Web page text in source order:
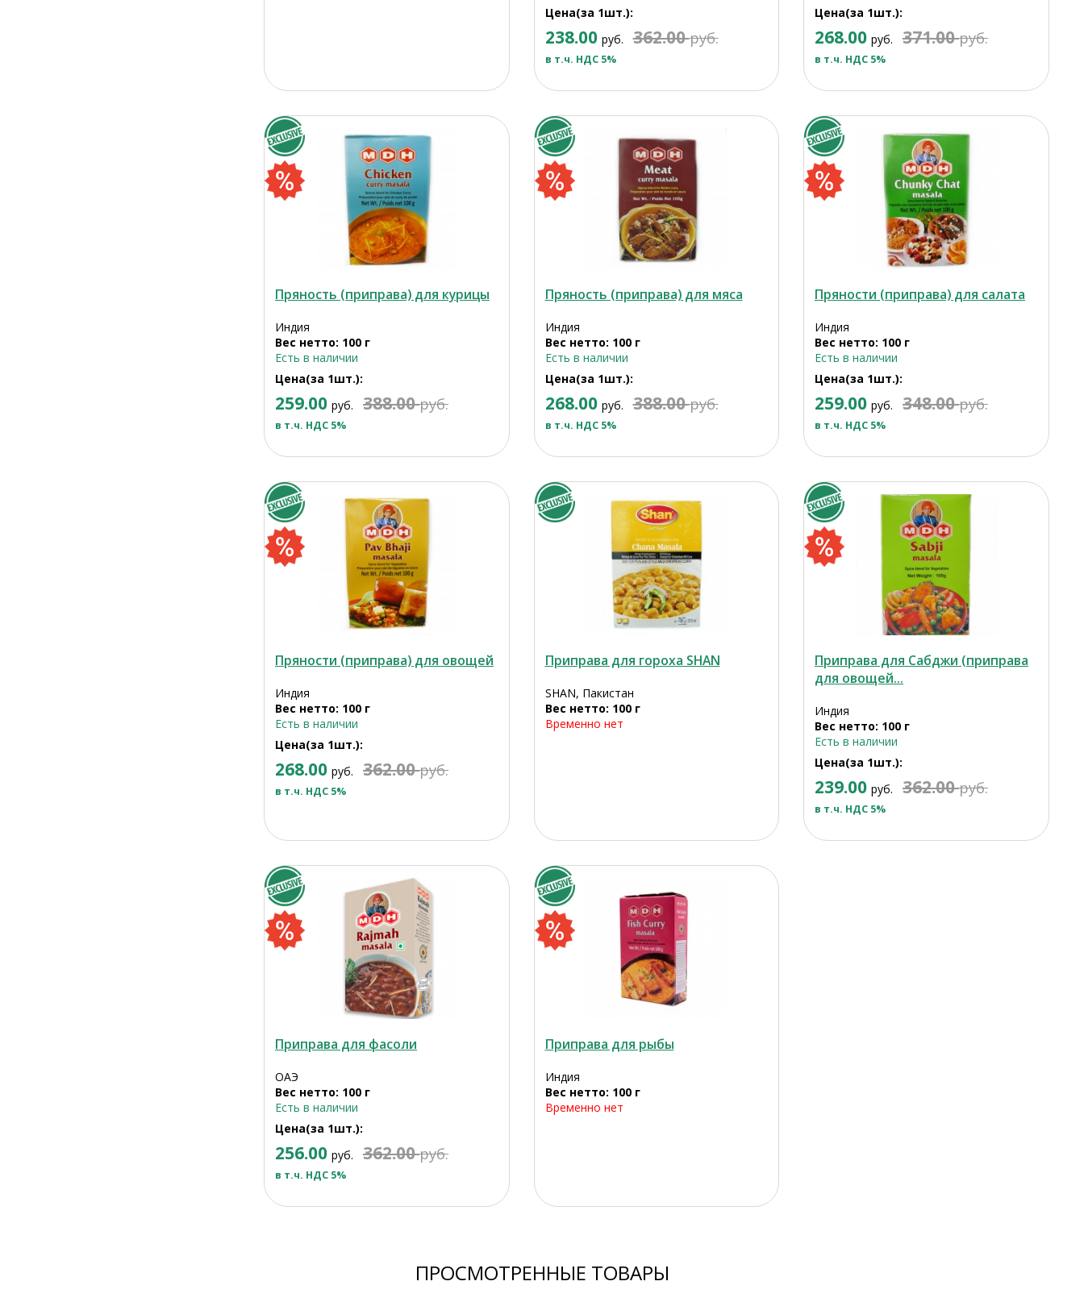
Цена(за 1шт.):
238.00 руб. 362.00руб.
в т.ч. НДС 5%
Цена(за 1шт.):
268.00 руб. 371.00руб.
в т.ч. НДС 5%
Пряность (приправа) для курицы
Индия
Вес нетто: 100 г
Есть в наличии
Цена(за 1шт.):
259.00 руб. 388.00руб.
в т.ч. НДС 5%
Пряность (приправа) для мяса
Индия
Вес нетто: 100 г
Есть в наличии
Цена(за 1шт.):
268.00 руб. 388.00руб.
в т.ч. НДС 5%
Пряности (приправа) для салата
Индия
Вес нетто: 100 г
Есть в наличии
Цена(за 1шт.):
259.00 руб. 348.00руб.
в т.ч. НДС 5%
Пряности (приправа) для овощей
Индия
Вес нетто: 100 г
Есть в наличии
Цена(за 1шт.):
268.00 руб. 362.00руб.
в т.ч. НДС 5%
Приправа для гороха SHAN
SHAN, Пакистан
Вес нетто: 100 г
Временно нет
Приправа для Сабджи (приправа
для овощей...
Индия
Вес нетто: 100 г
Есть в наличии
Цена(за 1шт.):
239.00 руб. 362.00руб.
в т.ч. НДС 5%
Приправа для фасоли
ОАЭ
Вес нетто: 100 г
Есть в наличии
Цена(за 1шт.):
256.00 руб. 362.00руб.
в т.ч. НДС 5%
Приправа для рыбы
Индия
Вес нетто: 100 г
Временно нет
ПРОСМОТРЕННЫЕ ТОВАРЫ